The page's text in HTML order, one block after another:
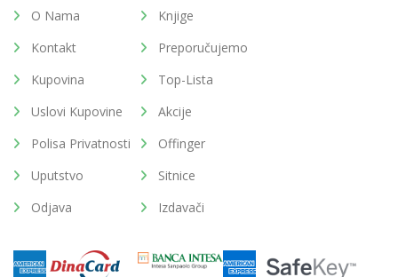
O Nama
Kontakt
Kupovina
Uslovi Kupovine
Polisa Privatnosti
Uputstvo
Odjava
Knjige
Preporučujemo
Top-Lista
Akcije
Offinger
Sitnice
Izdavači